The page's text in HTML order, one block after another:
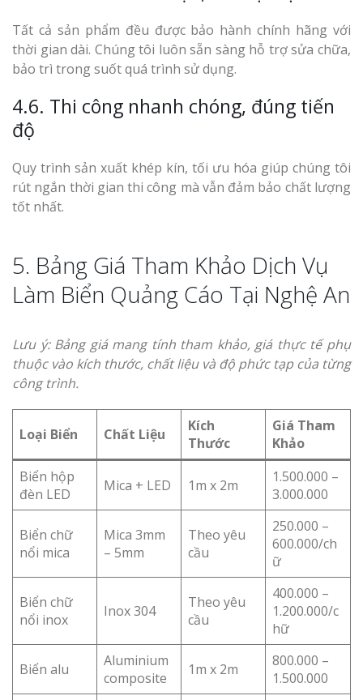
Tất cả sản phẩm đều được bảo hành chính hãng với
thời gian dài. Chúng tôi luôn sẵn sàng hỗ trợ sửa chữa,
bảo trì trong suốt quá trình sử dụng.
4.6. Thi công nhanh chóng, đúng tiến
độ
Quy trình sản xuất khép kín, tối ưu hóa giúp chúng tôi
rút ngắn thời gian thi công mà vẫn đảm bảo chất lượng
tốt nhất.
5. Bảng Giá Tham Khảo Dịch Vụ
Làm Biển Quảng Cáo Tại Nghệ An
Lưu ý: Bảng giá mang tính tham khảo, giá thực tế phụ
thuộc vào kích thước, chất liệu và độ phức tạp của từng
công trình.
Loại Biển Chất Liệu
Kích
Thước
Giá Tham
Khảo
Biển hộp
đèn LED
Mica + LED 1m x 2m
1.500.000 –
3.000.000
Biển chữ
nổi mica
Mica 3mm
– 5mm
Theo yêu
cầu
250.000 –
600.000/ch
ữ
Biển chữ
nổi inox
Inox 304
Theo yêu
cầu
400.000 –
1.200.000/c
hữ
Biển alu
Aluminium
composite
1m x 2m
800.000 –
1.500.000